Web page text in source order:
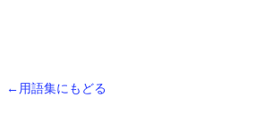
← 用語集にもどる